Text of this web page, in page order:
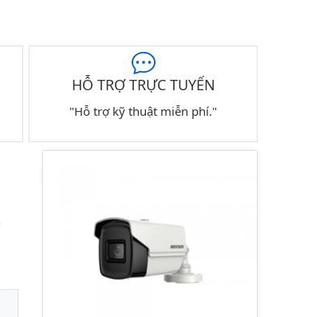
HỖ TRỢ TRỰC TUYẾN
"Hỗ trợ kỹ thuật miễn phí."